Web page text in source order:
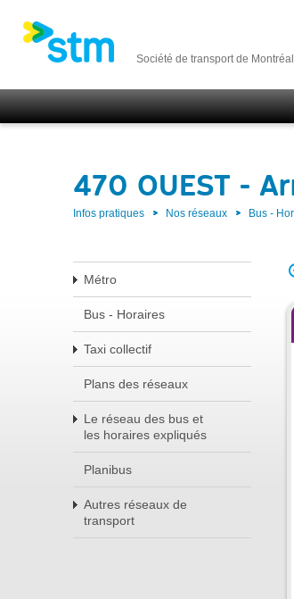
Société de transport de Montréal
470 OUEST -
Infos pratiques Nos réseaux Bus -
Métro
Bus - Horaires
Taxi collectif
Plans des réseaux
Le réseau des bus et
les horaires expliqués
Planibus
Autres réseaux de
transport